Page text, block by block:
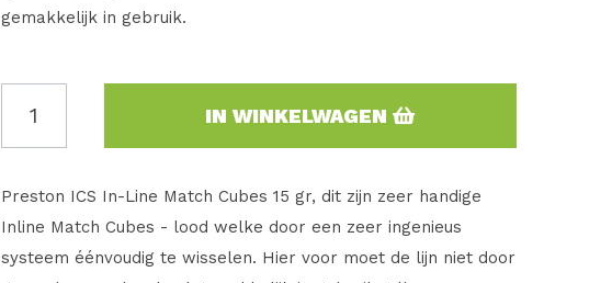
gemakkelijk in gebruik.
IN WINKELWAGEN
Preston ICS In-Line Match Cubes 15 gr, dit zijn zeer handige
Inline Match Cubes - lood welke door een zeer ingenieus
systeem éénvoudig te wisselen. Hier voor moet de lijn niet door